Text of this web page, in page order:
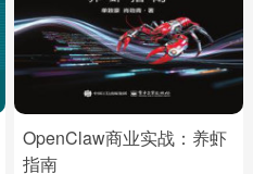
OpenClaw商业实战：养虾
指南